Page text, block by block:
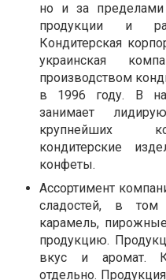
но и за пределами
продукции и
Кондитерская
украинская
производством
в 1996 году. В
занимает
крупнейших
кондитерские
конфеты.
Ассортимент
сладостей, в
карамель,
продукцию.
вкус и аромат.
отдельно.